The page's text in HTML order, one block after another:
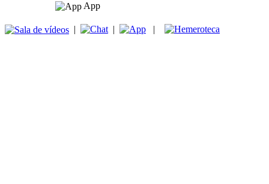
App
| | |